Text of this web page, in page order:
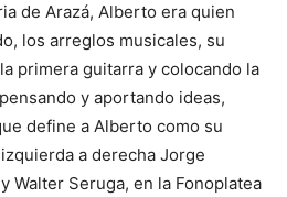
de Arazá, Alberto era quien
los arreglos musicales, su
primera guitarra y colocando la
y aportando ideas,
define a Alberto como su
a derecha Jorge
Walter Seruga, en la Fonoplatea